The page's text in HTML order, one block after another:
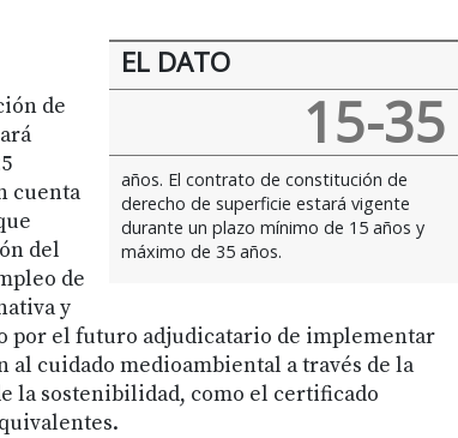
EL DATO
15-35
años. El contrato de constitución de
derecho de superficie estará vigente
durante un plazo mínimo de 15 años y
máximo de 35 años.
de
cuenta
del
de
y
por el futuro adjudicatario de implementar
al cuidado medioambiental a través de la
la sostenibilidad, como el certificado